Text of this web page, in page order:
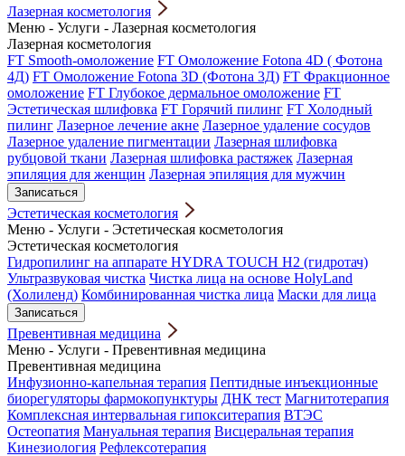
Лазерная косметология
Меню - Услуги - Лазерная косметология
Лазерная косметология
FT Smooth-омоложение FT Омоложение Fotona 4D ( Фотона
4Д) FT Омоложение Fotona 3D (Фотона 3Д) FT Фракционное
омоложение FT Глубокое дермальное омоложение FT
Эстетическая шлифовка FT Горячий пилинг FT Холодный
пилинг Лазерное лечение акне Лазерное удаление сосудов
Лазерное удаление пигментации Лазерная шлифовка
рубцовой ткани Лазерная шлифовка растяжек Лазерная
эпиляция для женщин Лазерная эпиляция для мужчин
Записаться
Эстетическая косметология
Меню - Услуги - Эстетическая косметология
Эстетическая косметология
Гидропилинг на аппарате HYDRA TOUCH H2 (гидротач)
Ультразвуковая чистка Чистка лица на основе HolyLand
(Холиленд) Комбинированная чистка лица Маски для лица
Записаться
Превентивная медицина
Меню - Услуги - Превентивная медицина
Превентивная медицина
Инфузионно-капельная терапия Пептидные инъекционные
биорегуляторы фармокопунктуры ДНК тест Магнитотерапия
Комплексная интервальная гипокситерапия ВТЭС
Остеопатия Мануальная терапия Висцеральная терапия
Кинезиология Рефлексотерапия